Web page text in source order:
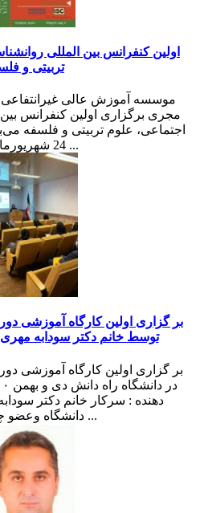
اولین کنفرانس بین المللی
تربیتی و
موسسه آموزش عالی غیرانتفاعی
مجری برگزاری اولین کنفرانس
اجتماعی، علوم تربیتی و فلسفه
24 شهریورماه 140 ...
بر گزاری اولین کارگاه آموزشی
توسط خانم دکتر سودابه مهری
بر گزاری اولین کارگاه آموزشی
دهنده : سرکار خانم دکتر
دانشگاه وعضو چندین دور ...